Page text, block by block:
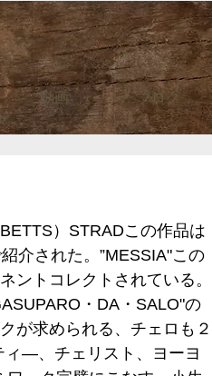
動画 ブログ
）STRADこの作品は
介された。”MESSIA"この
ントコレクトされている。
・DA・SALO"の
が求められる、チェロも２
ィ―、チェリスト、ヨーヨ